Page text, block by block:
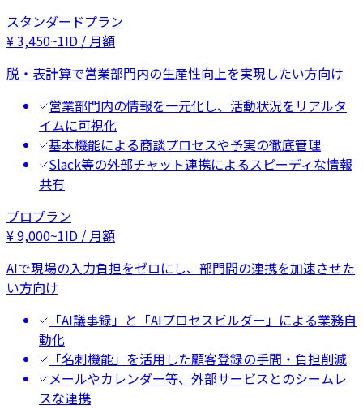
スタンダードプラン
¥3,450~1ID / 月額
脱・表計算で営業部門内の生産性向上を実現したい方向け
営業部門内の情報を一元化し、活動状況をリアルタ
イムに可視化
基本機能による商談プロセスや予実の徹底管理
Slack等の外部チャット連携によるスピーディな情報
共有
プロプラン
¥9,000~1ID / 月額
AIで現場の入力負担をゼロにし、部門間の連携を加速させた
い方向け
「AI議事録」と「AIプロセスビルダー」による業務自
動化
「名刺機能」を活用した顧客登録の手間・負担削減
メールやカレンダー等、外部サービスとのシームレ
スな連携